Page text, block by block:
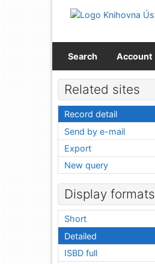
Go to menu
Search Account
Related sites
Record detail
Send by e-mail
Export
New query
Display formats
Short
Detailed
ISBD full